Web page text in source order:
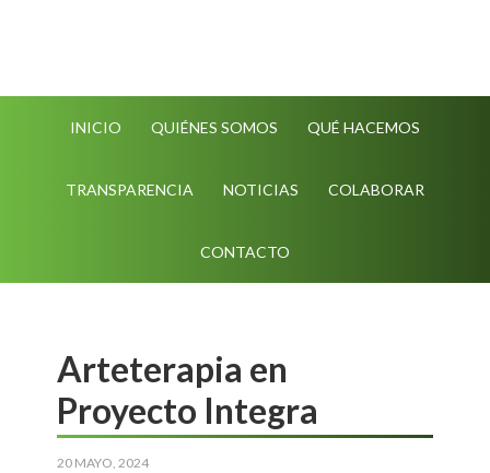
INICIO QUIÉNES SOMOS QUÉ HACEMOS
TRANSPARENCIA NOTICIAS COLABORAR
CONTACTO
Arteterapia en
Proyecto Integra
20 MAYO, 2024